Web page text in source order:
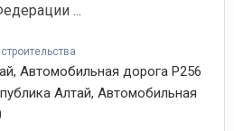
...
Автомобильная дорога Р256
Алтай, Автомобильная